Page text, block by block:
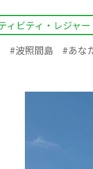
ィビティ・レジャ
波照間島 あな